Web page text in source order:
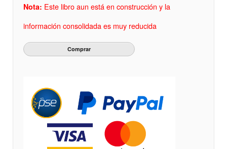
Nota: Este libro aun está en construcción y la
información consolidada es muy reducida